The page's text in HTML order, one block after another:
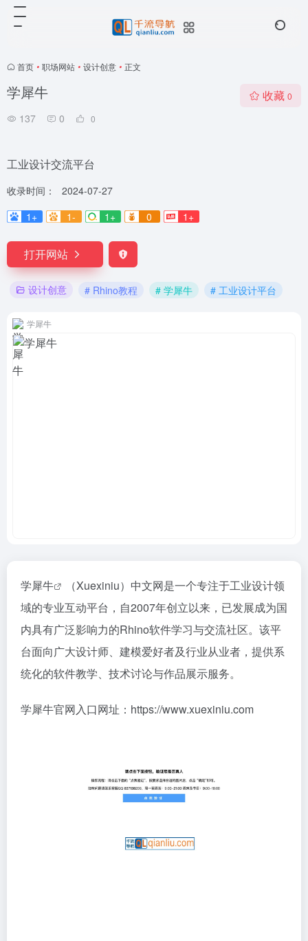
首页 • 职场网站 • 设计创意 • 正文
学犀牛
137 0 0
收藏 0
工业设计交流平台
收录时间：
2024-07-27
1+
1- 1+ 0 1+
打开网站
设计创意 # Rhino教程 # 学犀牛 # 工业设计平台
学犀牛
学犀牛
（Xuexiniu）中文网是一个专注于工业设计领
域的专业互动平台，自2007年创立以来，已发展成为国
内具有广泛影响力的Rhino软件学习与交流社区。该平
台面向广大设计师、建模爱好者及行业从业者，提供系
统化的软件教学、技术讨论与作品展示服务。
学犀牛官网入口网址：https://www.xuexiniu.com